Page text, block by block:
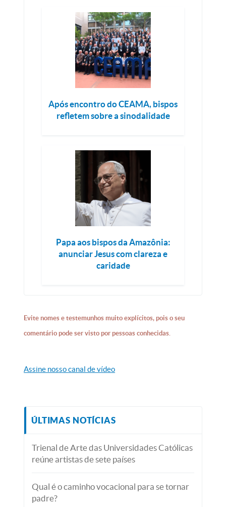
Após encontro do CEAMA, bispos
refletem sobre a sinodalidade
Papa aos bispos da Amazônia:
anunciar Jesus com clareza e
caridade
Evite nomes e testemunhos muito explícitos, pois o seu
comentário pode ser visto por pessoas conhecidas.
Assine nosso canal de vídeo
ÚLTIMAS NOTÍCIAS
Trienal de Arte das Universidades Católicas
reúne artistas de sete países
Qual é o caminho vocacional para se tornar
padre?